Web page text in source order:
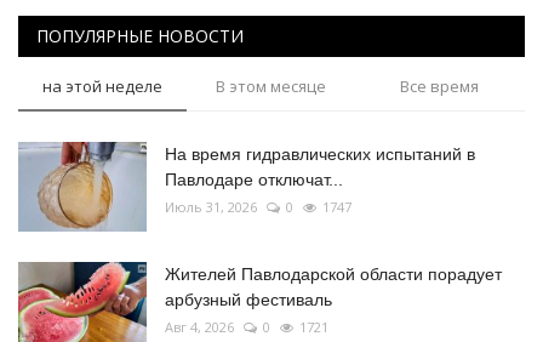
ПОПУЛЯРНЫЕ НОВОСТИ
на этой неделе В этом месяце Все время
На время гидравлических испытаний в
Павлодаре отключат...
Июль 31, 2026 0 1747
Жителей Павлодарской области порадует
арбузный фестиваль
Авг 4, 2026 0 1721